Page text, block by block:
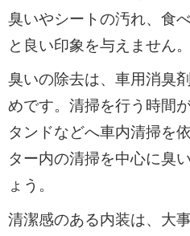
臭いやシートの汚れ、食
と良い印象を与えません。
臭いの除去は、車用消臭
めです。清掃を行う時間
タンドなどへ車内清掃を
ター内の清掃を中心に臭
ょう。
清潔感のある内装は、大